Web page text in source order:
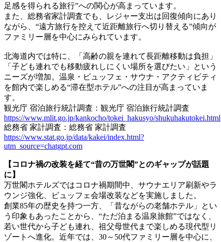
足感を得られる旅行”への関心が高まっています。
また、総務省家計調査でも、レジャー支出は回復傾向にあり
ながら、“遠方旅行を控えて近距離旅行へ切り替える”傾向が
ファミリー層を中心にみられています。
北海道内では特に、「高齢の親を連れて長距離移動は負担」
「子ども連れでも移動疲れしにくい場所を選びたい」という
ニーズが増加。温泉・ビュッフェ・サウナ・アクティビティ
を館内で楽しめる“滞在型ホテル”への注目が高まっていま
す。
観光庁 宿泊旅行統計調査：観光庁 宿泊旅行統計調査
https://www.mlit.go.jp/kankocho/tokei_hakusyo/shukuhakutokei.html
総務省 家計調査：総務省 家計調査
https://www.stat.go.jp/data/kakei/index.html?
utm_source=chatgpt.com
【コロナ禍の改装を経て“昔の万世閣”とのギャップが話題
に】
万世閣ホテルズではコロナ禍期間中、サウナエリア刷新やラ
ウンジ強化、ビュッフェ会場改装などを実施しました。
創業85年の歴史を持つ一方、「昔ながらの老舗ホテル」とい
う印象もあったことから、“ただ泊まる温泉旅館”ではなく、
若い世代から子ども連れ、祖父母世代まで楽しめる現代型リ
ゾートへ進化。近年では、30～50代ファミリー層を中心に、